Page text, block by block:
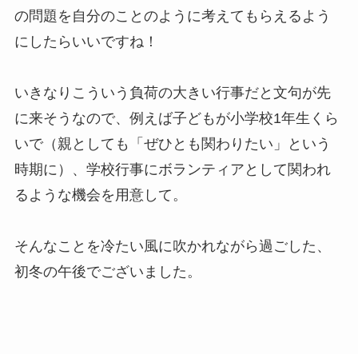
の問題を自分のことのように考えてもらえるよう
にしたらいいですね！
いきなりこういう負荷の大きい行事だと文句が先
に来そうなので、例えば子どもが小学校1年生くら
いで（親としても「ぜひとも関わりたい」という
時期に）、学校行事にボランティアとして関われ
るような機会を用意して。
そんなことを冷たい風に吹かれながら過ごした、
初冬の午後でございました。